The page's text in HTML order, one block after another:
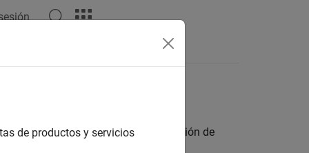
sus aplicaciones de cosimulación de
de productos y servicios